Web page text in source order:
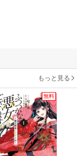
もっと見る
無料